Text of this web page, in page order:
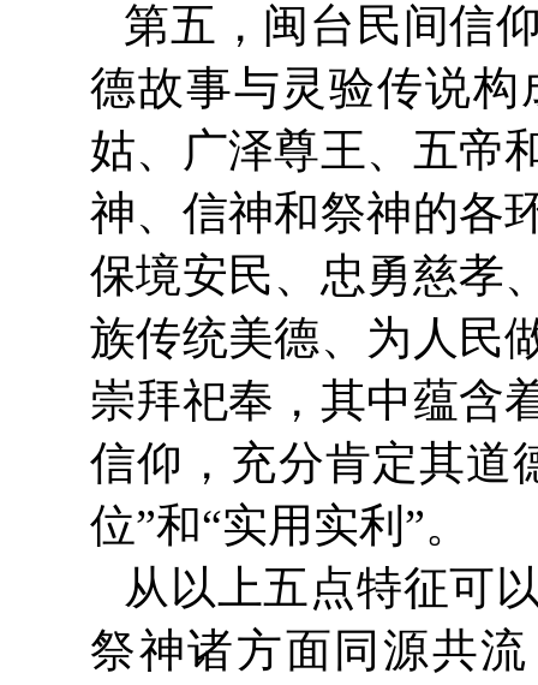
第五，闽台民间信
德故事与灵验传说
姑、广泽尊王、五帝
神、信神和祭神的各
保境安民、忠勇慈孝
族传统美德、为人民
崇拜祀奉，其中蕴含
信仰，充分肯定其道
位”和“实用实利”。
从以上五点特征可
祭神诸方面同源共